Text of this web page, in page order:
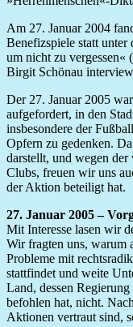
Am 27. Januar 2004
Benefizspiele statt unter
um nicht zu vergessen«
Birgit Schönau
Der 27. Januar 2005
aufgefordert, in den
insbesondere der
Opfern zu gedenken.
darstellt, und wegen
Clubs, freuen wir uns
der Aktion beteiligt hat.
27. Januar 2005 –
Mit Interesse lasen wir
Wir fragten uns, warum
Probleme mit
stattfindet und weite
Land, dessen
befohlen hat, nicht.
Aktionen vertraut sind,